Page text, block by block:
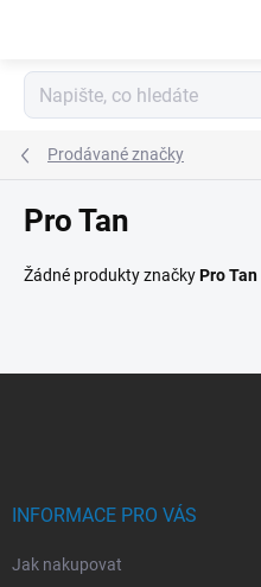
Prodávané značky
Pro Tan
Žádné produkty značkyPro Tan
INFORMACE PRO VÁS
Jak nakupovat